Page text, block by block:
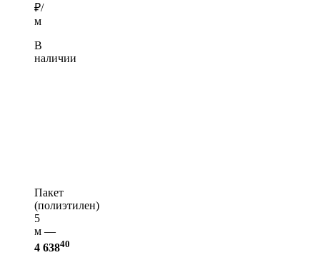
₽/
м
В
наличии
Пакет
(полиэтилен)
5
м —
4 63840